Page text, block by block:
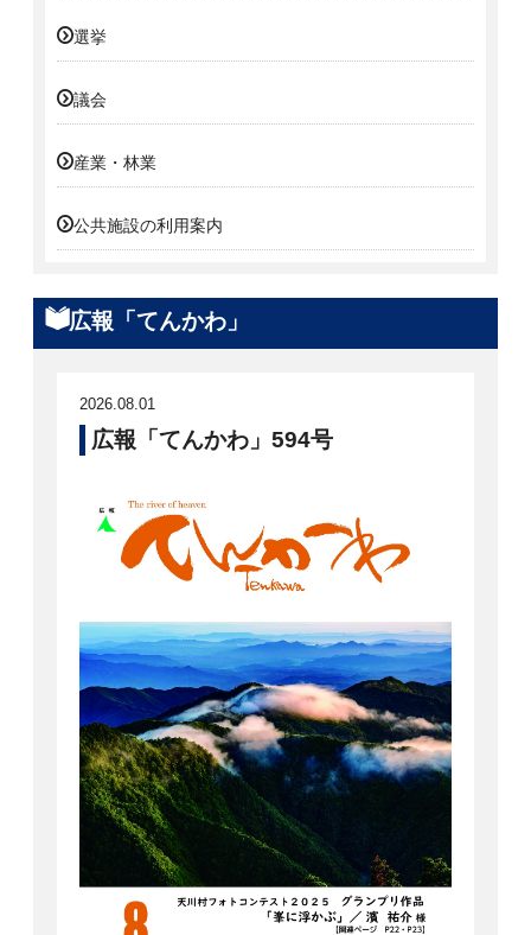
選挙
議会
産業・林業
公共施設の利用案内
広報「てんかわ」
2026.08.01
広報「てんかわ」594号